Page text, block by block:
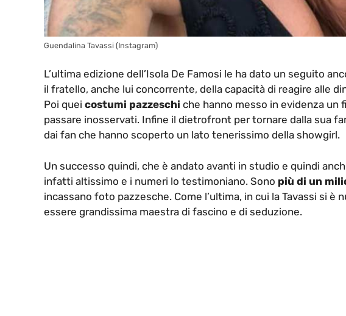
Guendalina Tavassi (Instagram)
L’ultima edizione dell’Isola De Famosi le ha dato un seguito
il fratello, anche lui concorrente, della capacità di reagire alle
Poi quei costumi pazzeschi che hanno messo in evidenza un
passare inosservati. Infine il dietrofront per tornare dalla sua
dai fan che hanno scoperto un lato tenerissimo della showgirl.
Un successo quindi, che è andato avanti in studio e quindi
infatti altissimo e i numeri lo testimoniano. Sono più di un
incassano foto pazzesche. Come l’ultima, in cui la Tavassi si
essere grandissima maestra di fascino e di seduzione.